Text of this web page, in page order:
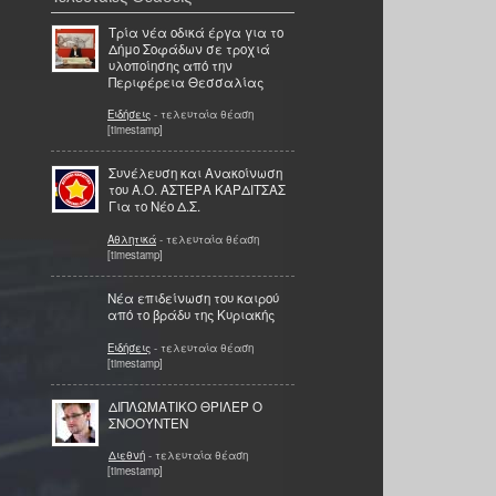
Τρία νέα οδικά έργα για το
Δήμο Σοφάδων σε τροχιά
υλοποίησης από την
Περιφέρεια Θεσσαλίας
Ειδήσεις - τελευταία θέαση
[timestamp]
Συνέλευση και Ανακοίνωση
του Α.Ο. ΑΣΤΕΡΑ ΚΑΡΔΙΤΣΑΣ
Για το Νέο Δ.Σ.
Αθλητικά - τελευταία θέαση
[timestamp]
Νέα επιδείνωση του καιρού
από το βράδυ της Κυριακής
Ειδήσεις - τελευταία θέαση
[timestamp]
ΔΙΠΛΩΜΑΤΙΚΟ ΘΡΙΛΕΡ Ο
ΣΝΟΟΥΝΤΕΝ
Διεθνή - τελευταία θέαση
[timestamp]